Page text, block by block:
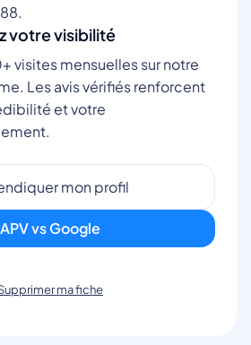
votre visibilité
visites mensuelles sur notre
Les avis vérifiés renforcent
et votre
mon profil
APV vs Google
ma fiche